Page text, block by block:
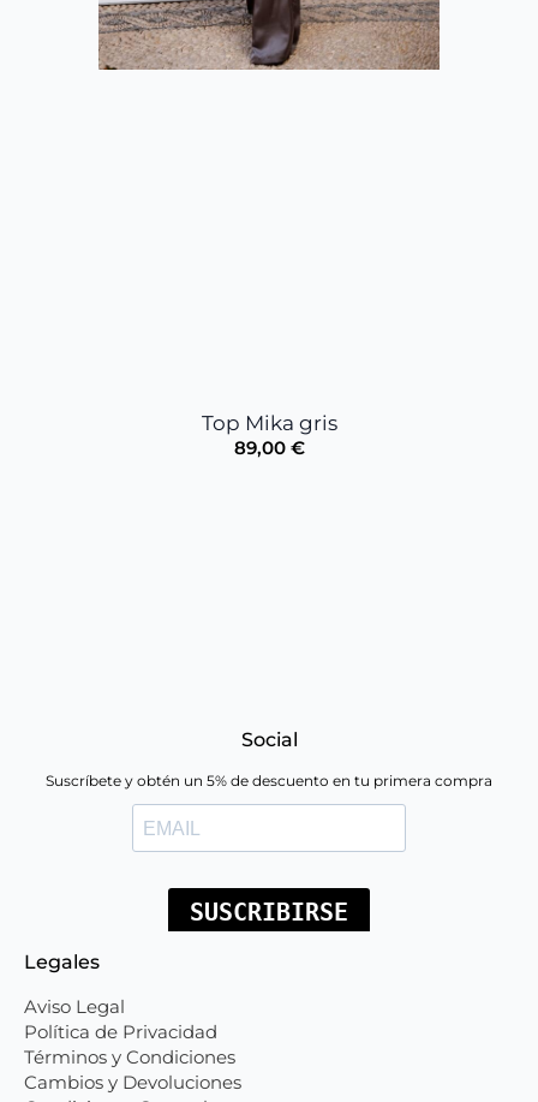
Top Mika gris
89,00 €
Social
Suscríbete y obtén un 5% de descuento en tu primera compra
Legales
Aviso Legal
Política de Privacidad
Términos y Condiciones
Cambios y Devoluciones